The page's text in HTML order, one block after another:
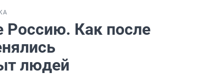
Россию. Как после
людей